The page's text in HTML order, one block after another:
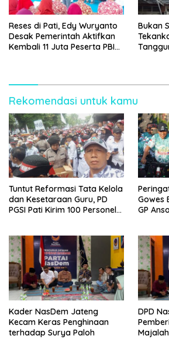
Reses di Pati, Edy Wuryanto
Desak Pemerintah Aktifkan
Kembali 11 Juta Peserta PBI
Bukan
Rekomendasi untuk kamu
Tuntut Reformasi Tata Kelola
dan Kesetaraan Guru, PD
PGSI Pati Kirim 100 Personel
Gowes
GP
Kader NasDem Jateng
Kecam Keras Penghinaan
terhadap Surya Paloh
DPD